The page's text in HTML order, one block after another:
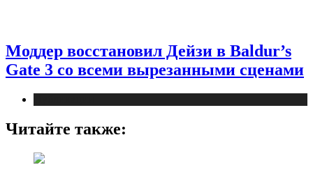
Моддер восстановил Дейзи в Baldur’s
Gate 3 со всеми вырезанными сценами
Читайте также: